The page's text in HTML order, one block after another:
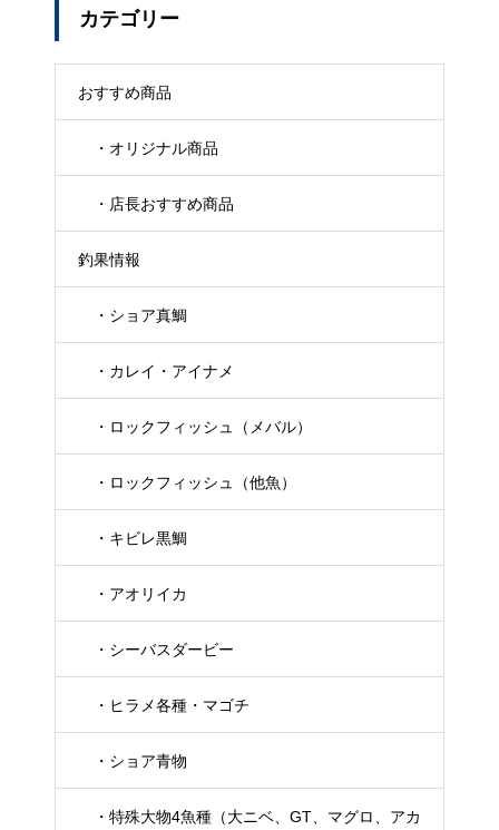
カテゴリー
おすすめ商品
・オリジナル商品
・店長おすすめ商品
釣果情報
・ショア真鯛
・カレイ・アイナメ
・ロックフィッシュ（メバル）
・ロックフィッシュ（他魚）
・キビレ黒鯛
・アオリイカ
・シーバスダービー
・ヒラメ各種・マゴチ
・ショア青物
・特殊大物4魚種（大ニベ、GT、マグロ、アカ